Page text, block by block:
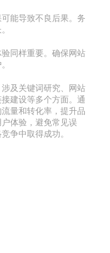
能导致不良后果。务
同样重要。确保网站
及关键词研究、网站
建设等多个方面。通
量和转化率，提升品
体验，避免常见误
争中取得成功。